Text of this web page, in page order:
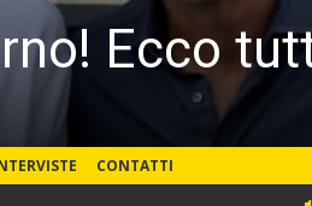
Ecco
CONTATTI